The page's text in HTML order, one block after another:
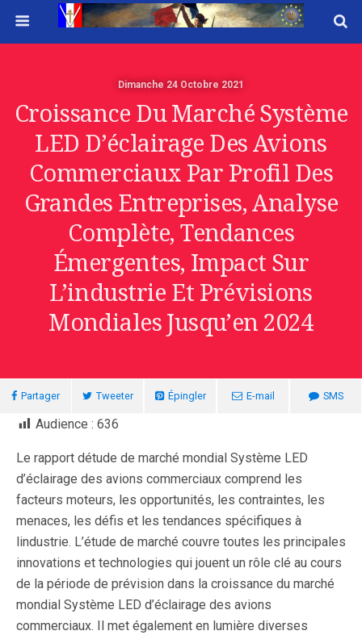
Dimanche 24 Octobre 2021
Croissance Du Marché Système
LED D’éclairage Des Avions
Commerciaux Par Profil Des
Grandes Entreprises, Analyse
Complète, Tendances
Émergentes, Impact Sur
L’industrie Et Prévisions
Mondiales Jusqu’en 2024
Partager Tweeter Épingler E-mail SMS
Audience : 636
Le rapport détude de marché mondial Système LED
d’éclairage des avions commerciaux comprend les
facteurs moteurs, les opportunités, les contraintes, les
menaces, les défis et les tendances spécifiques à
lindustrie. L’étude de marché couvre toutes les principales
innovations et technologies qui jouent un rôle clé au cours
de la période de prévision dans la croissance du marché
mondial Système LED d’éclairage des avions
commerciaux. Il met également en lumière diverses